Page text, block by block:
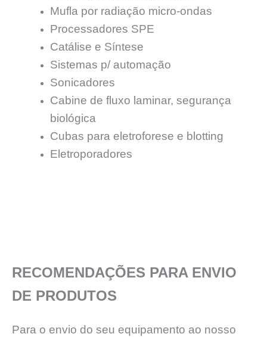
Mufla por radiação micro-ondas
Processadores SPE
Catálise e Síntese
Sistemas p/ automação
Sonicadores
Cabine de fluxo laminar, segurança
biológica
Cubas para eletroforese e blotting
Eletroporadores
RECOMENDAÇÕES PARA ENVIO
DE PRODUTOS
Para o envio do seu equipamento ao nosso